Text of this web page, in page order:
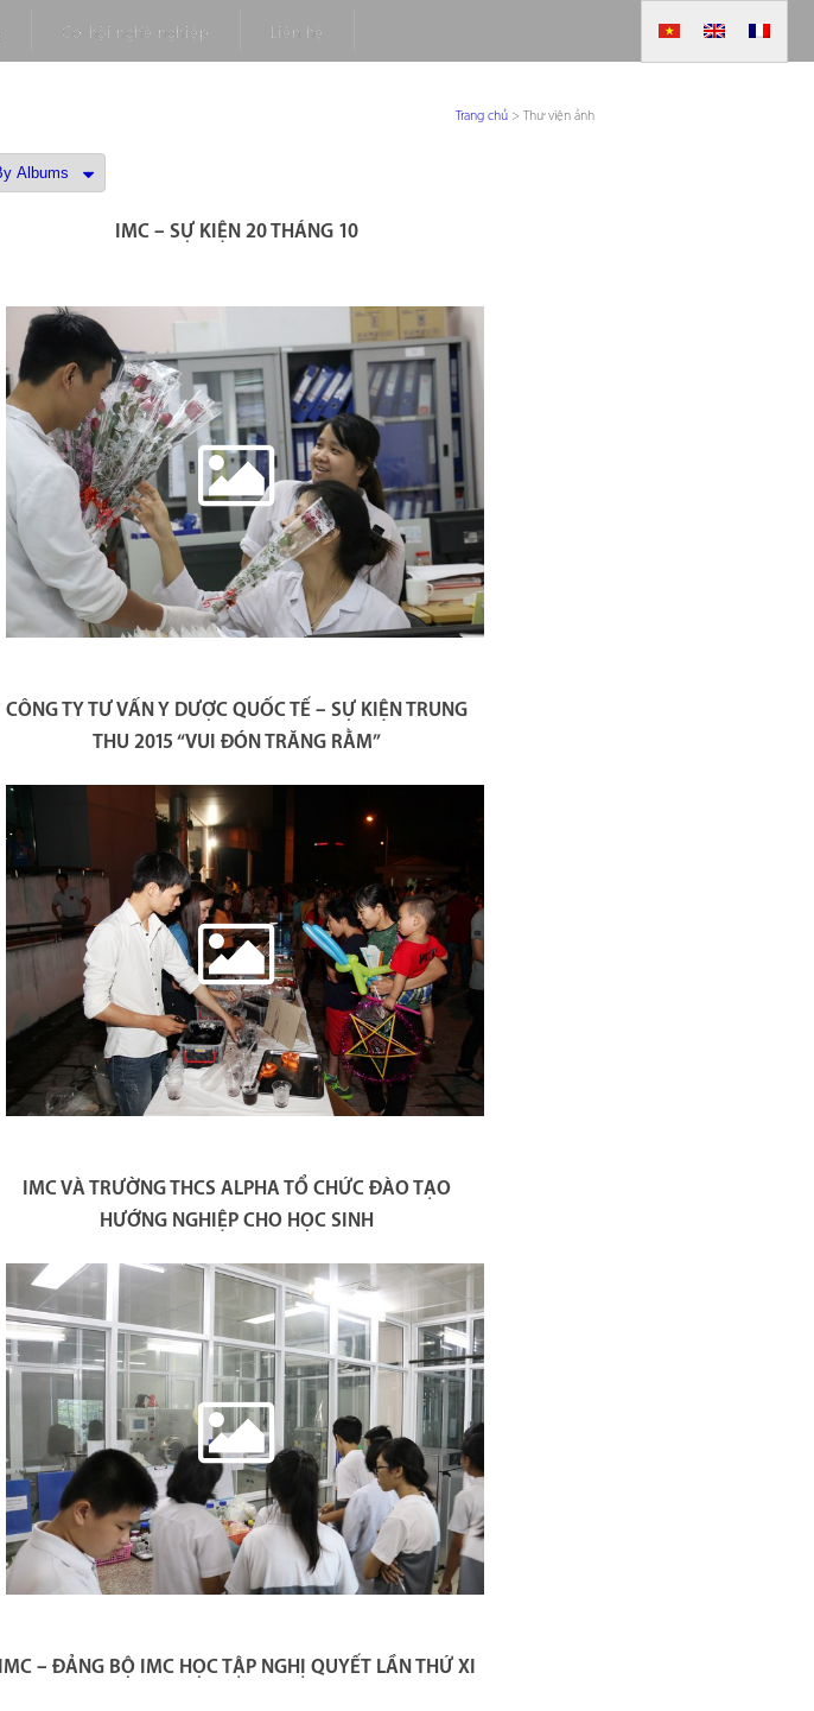
Cơ hội nghề nghiệp Liên hệ
Trang chủ > Thư viện ảnh
IMC – SỰ KIỆN 20 THÁNG 10
CÔNG TY TƯ VẤN Y DƯỢC QUỐC TẾ – SỰ KIỆN TRUNG
THU 2015 “VUI ĐÓN TRĂNG RẰM”
IMC VÀ TRƯỜNG THCS ALPHA TỔ CHỨC ĐÀO TẠO
HƯỚNG NGHIỆP CHO HỌC SINH
IMC – ĐẢNG BỘ IMC HỌC TẬP NGHỊ QUYẾT LẦN THỨ XI